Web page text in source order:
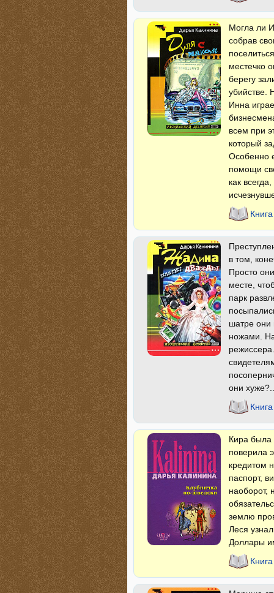
Могла ли
собрав
местечко
берегу
убийстве.
Инна
всем при
который
Особенно
помощи
как
в том,
Просто
месте,
парк
шатре они
ножами.
они хуже?..
Кира была
поверила
кредитом
паспорт,
наоборот,
землю
Леся
Доллары